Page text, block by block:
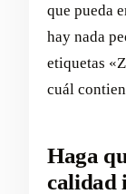
que pueda
hay nada
etiquetas
cuál
Haga
calidad